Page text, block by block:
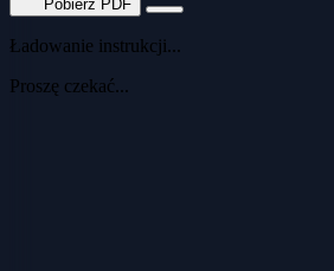
Pobierz PDF
Ładowanie instrukcji...
Proszę czekać...